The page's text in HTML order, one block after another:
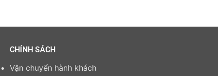
CHÍNH SÁCH
Vận chuyển hành khách